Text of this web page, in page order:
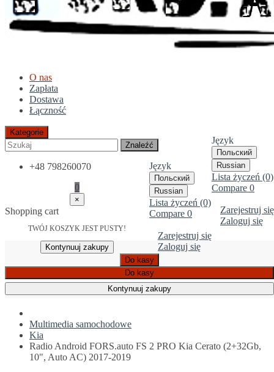
O nas
Zapłata
Dostawa
Łączność
Język
Польский
Russian
Lista życzeń (0)
Compare 0
Zarejestruj się
Zaloguj się
Kategorie
Znaleźć
Język
Польский
Russian
Lista życzeń (0)
Compare 0
Zarejestruj się
Zaloguj się
+48 798260070
0
×
Shopping cart
TWÓJ KOSZYK JEST PUSTY!
Kontynuuj zakupy
Do kasy
Do kasy
Kontynuuj zakupy
Multimedia samochodowe
Kia
Radio Android FORS.auto FS 2 PRO Kia Cerato (2+32Gb,
10", Auto AC) 2017-2019